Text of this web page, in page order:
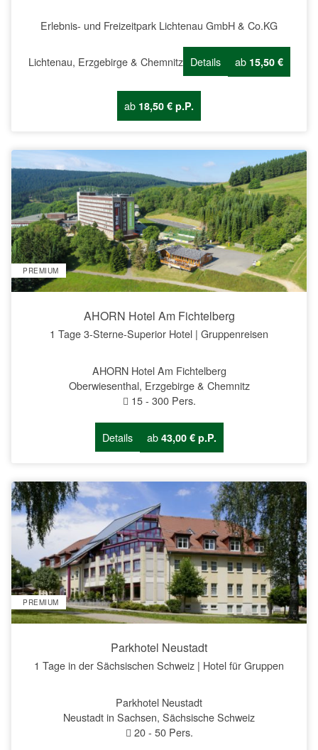
Erlebnis- und Freizeitpark Lichtenau GmbH & Co.KG
Lichtenau, Erzgebirge & Chemnitz Details ab 15,50 €
ab 18,50 € p.P.
PREMIUM
AHORN Hotel Am Fichtelberg
1 Tage 3-Sterne-Superior Hotel | Gruppenreisen
AHORN Hotel Am Fichtelberg
Oberwiesenthal, Erzgebirge & Chemnitz
15- 300Pers.
Details ab 43,00 € p.P.
PREMIUM
Parkhotel Neustadt
1 Tage in der Sächsischen Schweiz | Hotel für Gruppen
Parkhotel Neustadt
Neustadt in Sachsen, Sächsische Schweiz
20- 50Pers.